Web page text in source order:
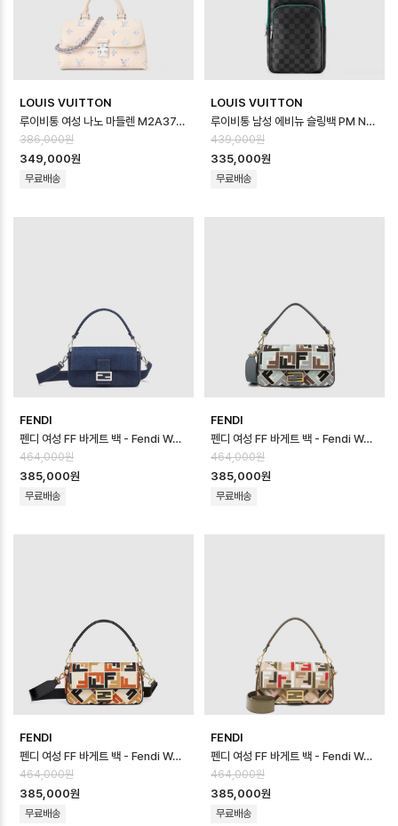
LOUIS VUITTON
루이비통 여성 나노 마들렌 M2A374 - Louis vuitton Womens Nano …
386,000원
349,000원
무료배송
LOUIS VUITTON
루이비통 남성 에비뉴 슬링백 PM N40841 - Louis vuitton Mens Ave…
439,000원
335,000원
무료배송
FENDI
펜디 여성 FF 바게트 백 - Fendi Womens FF Baguette Bag - fe…
464,000원
385,000원
무료배송
FENDI
펜디 여성 FF 바게트 백 - Fendi Womens FF Baguette Bag - fe…
464,000원
385,000원
무료배송
FENDI
펜디 여성 FF 바게트 백 - Fendi Womens FF Baguette Bag - fe…
464,000원
385,000원
무료배송
FENDI
펜디 여성 FF 바게트 백 - Fendi Womens FF Baguette Bag - fe…
464,000원
385,000원
무료배송